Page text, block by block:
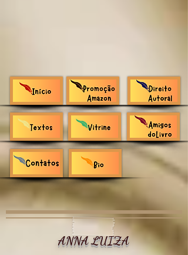
ANNA LUIZA